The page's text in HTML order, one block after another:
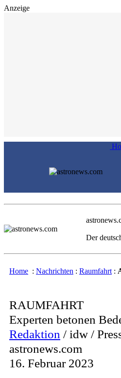
Anzeige
Der
Home : Nachrichten : Raumfahrt :
RAUMFAHRT
Experten betonen
Redaktion / idw /
astronews.com
16. Februar 2023